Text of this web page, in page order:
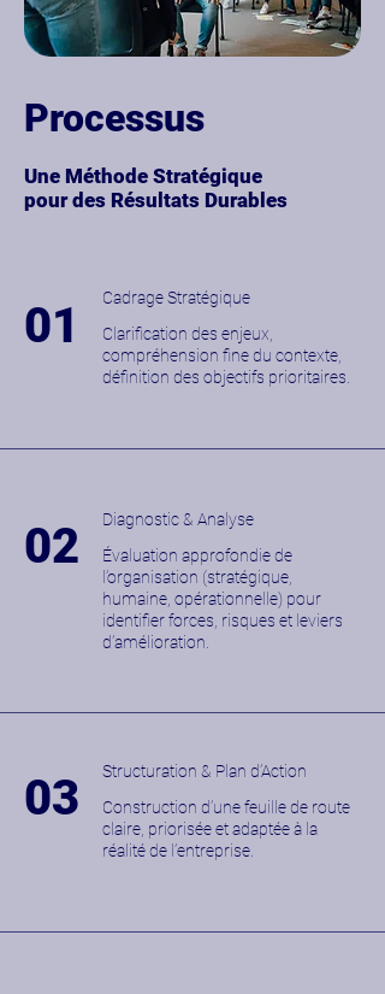
Processus
Une Méthode Stratégique
pour des Résultats Durables
01
Cadrage Stratégique
Clarification des enjeux,
compréhension fine du contexte,
définition des objectifs prioritaires.
02
Diagnostic & Analyse
Évaluation approfondie de
l’organisation (stratégique,
humaine, opérationnelle) pour
identifier forces, risques et leviers
d’amélioration.
03
Structuration & Plan d’Action
Construction d’une feuille de route
claire, priorisée et adaptée à la
réalité de l’entreprise.